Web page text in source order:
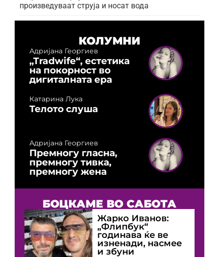
произведуваат струја и носат вода
КОЛУМНИ
Адријана Георгиев
„Tradwife“, естетика
на покорност во
дигиталната ера
Катарина Лука
Телото слуша
Адријана Георгиев
Премногу гласна,
премногу тивка,
премногу жена
БОЦКАМЕ ВО САБОТА
Жарко Иванов:
„Флипбук“
годинава ќе ве
изненади, насмее
и збуни